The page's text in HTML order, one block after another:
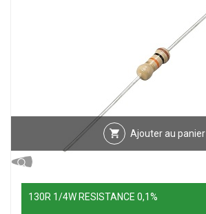
Ajouter au panier
130R 1/4W RESISTANCE 0,1%